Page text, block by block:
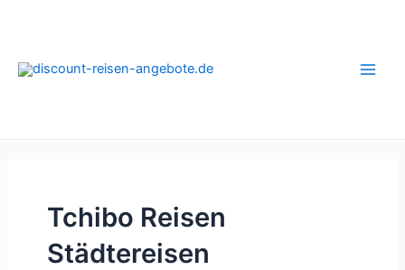
Tchibo Reisen
Städtereisen